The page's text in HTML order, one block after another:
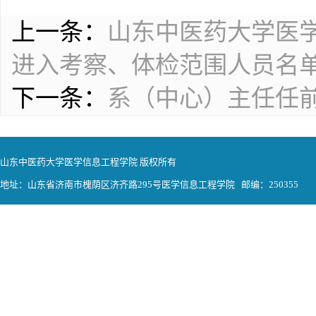
上一条： 山东中医药大学医
进入考察、体检范围人员名
下一条： 系（中心）主任任
山东中医药大学医学信息工程学院 版权所有
地址：山东省济南市槐荫区济齐路295号医学信息工程学院 邮编：250355